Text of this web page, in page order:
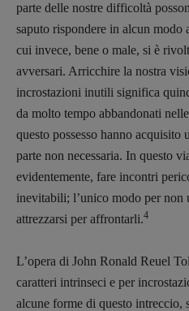
parte delle nostre difficoltà
saputo rispondere in alcun modo
cui invece, bene o male, si è
avversari. Arricchire la nostra
incrostazioni inutili significa
da molto tempo abbandonati
questo possesso hanno acquisito
parte non necessaria. In questo
evidentemente, fare incontri
inevitabili; l’unico modo per non
attrezzarsi per affrontarli.4
L’opera di John Ronald Reuel
caratteri intrinseci e per
alcune forme di questo intreccio,